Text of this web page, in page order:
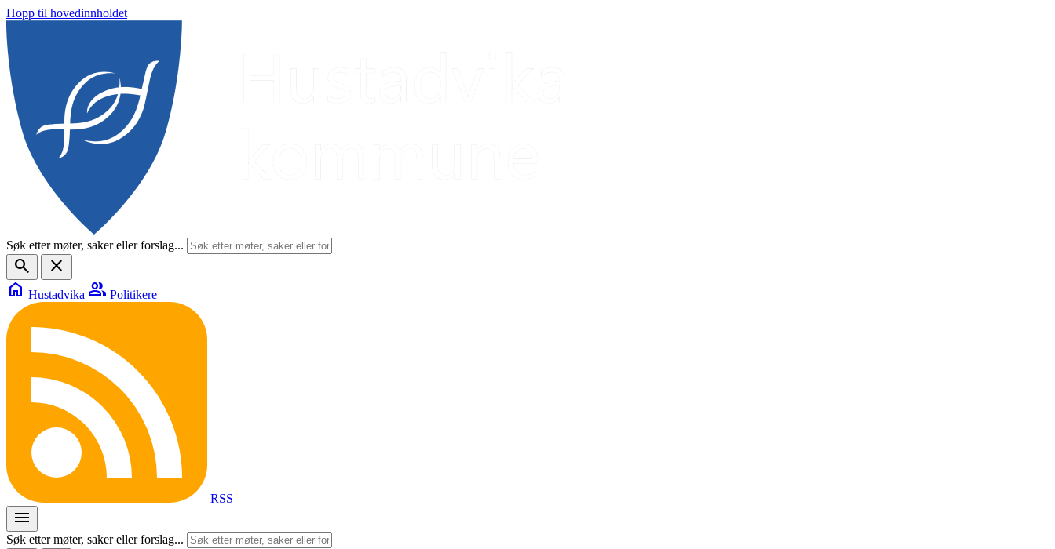
Hopp til hovedinnholdet
Søk etter møter, saker eller forslag...
search
close
home Hustadvika group Politikere
RSS
menu
Søk etter møter, saker eller forslag...